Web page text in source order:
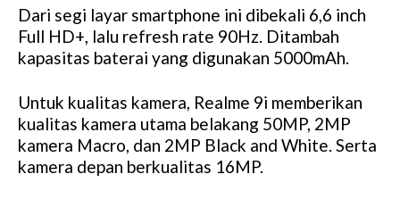
Dari segi layar smartphone ini dibekali 6,6 inch
Full HD+, lalu refresh rate 90Hz. Ditambah
kapasitas baterai yang digunakan 5000mAh.
Untuk kualitas kamera, Realme 9i memberikan
kualitas kamera utama belakang 50MP, 2MP
kamera Macro, dan 2MP Black and White. Serta
kamera depan berkualitas 16MP.